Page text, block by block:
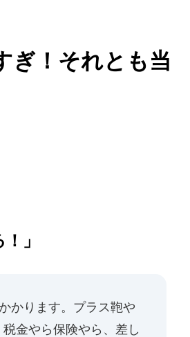
ぎ！それとも当
」
かります。プラス鞄や
金やら保険やら、差し